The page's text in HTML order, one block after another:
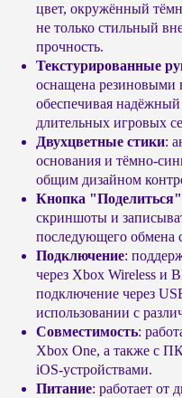
цвет, окружённый
не только стильный
прочность.
Текстурированные
оснащена резиновыми
обеспечивая
длительных игровых
Двухцветные стики:
основания и тёмно-
общим дизайном
Кнопка "Поделиться"
скриншоты и
последующего обмена
Подключение:
через Xbox Wireless и
подключение через
использовании с
Совместимость:
Xbox One, а также с
iOS-устройствами.
Питание: работает от
© Headshot — 2024. Все
КАТАЛОГ